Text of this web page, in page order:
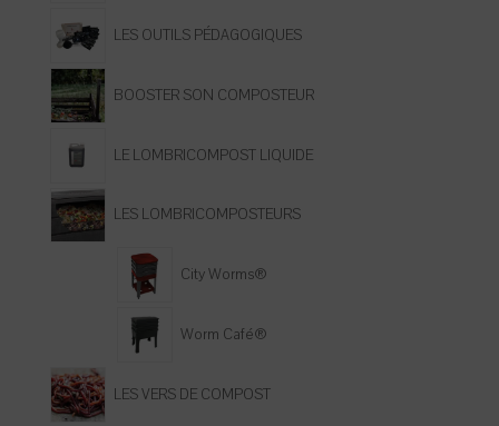
LES OUTILS PÉDAGOGIQUES
BOOSTER SON COMPOSTEUR
LE LOMBRICOMPOST LIQUIDE
LES LOMBRICOMPOSTEURS
City Worms®
Worm Café®
LES VERS DE COMPOST